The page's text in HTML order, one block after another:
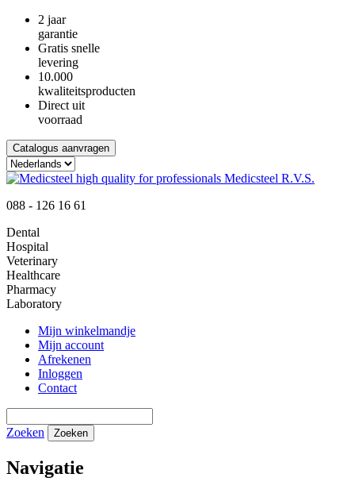
2 jaar
garantie
Gratis snelle
levering
10.000
kwaliteitsproducten
Direct uit
voorraad
Catalogus aanvragen
088 - 126 16 61
Dental
Hospital
Veterinary
Healthcare
Pharmacy
Laboratory
Mijn winkelmandje
Mijn account
Afrekenen
Inloggen
Contact
Zoeken Zoeken
Navigatie